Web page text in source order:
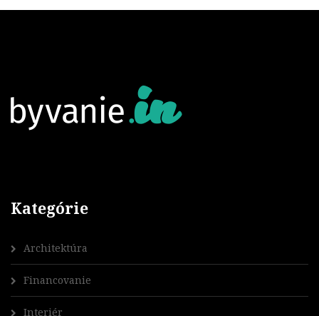
Kategórie
Architektúra
Financovanie
Interiér